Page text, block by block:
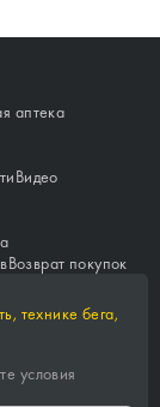
аптека
Видео
Возврат покупок
технике бега,
условия